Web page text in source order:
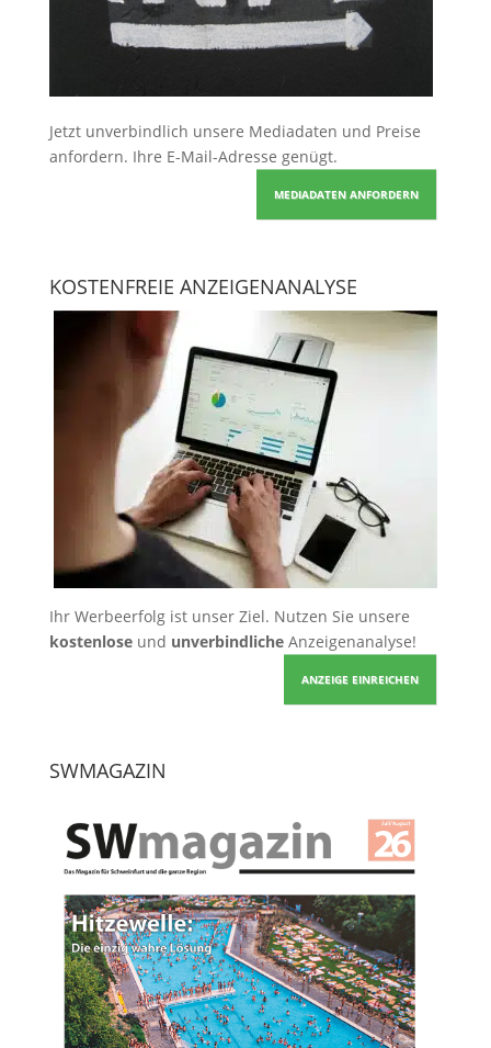
Jetzt unverbindlich unsere Mediadaten und Preise
anfordern. Ihre E-Mail-Adresse genügt.
MEDIADATEN ANFORDERN
KOSTENFREIE ANZEIGENANALYSE
Ihr Werbeerfolg ist unser Ziel. Nutzen Sie unsere
kostenloseund unverbindlicheAnzeigenanalyse!
ANZEIGE EINREICHEN
SWMAGAZIN